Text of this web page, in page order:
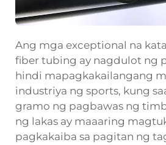
Ang mga exceptional na
fiber tubing ay nagdulot ng
hindi mapagkakailangang
industriya ng sports, kung
gramo ng pagbawas ng
ng lakas ay maaaring
pagkakaiba sa pagitan ng